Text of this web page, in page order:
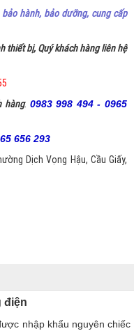
hành, bảo dưỡng, cung cấp
thiết bị, Quý khách hàng liên hệ
hàng: 0983 998 494 - 0965
656 293
Dịch Vọng Hậu, Cầu Giấy,
điện
nhập khẩu nguyên chiếc